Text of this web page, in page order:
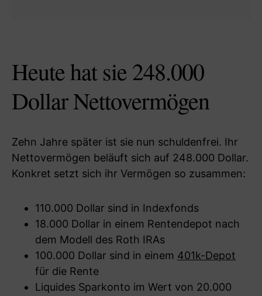
Heute hat sie 248.000
Dollar Nettovermögen
Zehn Jahre später ist sie nun schuldenfrei. Ihr
Nettovermögen beläuft sich auf 248.000 Dollar.
Konkret setzt sich ihr Vermögen so zusammen:
110.000 Dollar sind in Indexfonds
18.000 Dollar in einem Rentendepot nach
dem Modell des Roth IRAs
100.000 Dollar sind in einem 401k-Depot
für die Rente
Liquides Sparkonto im Wert von 20.000